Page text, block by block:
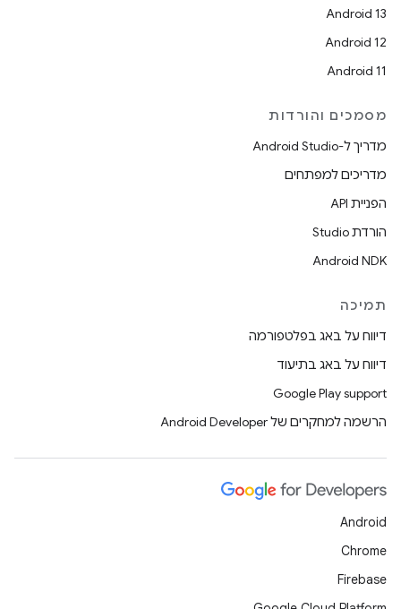
Android 13
Android 12
Android 11
מסמכים והורדות
מדריך ל-Android Studio
מדריכים למפתחים
הפניית API
הורדת Studio
Android NDK
תמיכה
דיווח על באג בפלטפורמה
דיווח על באג בתיעוד
Google Play support
הרשמה למחקרים של Android Developer
Android
Chrome
Firebase